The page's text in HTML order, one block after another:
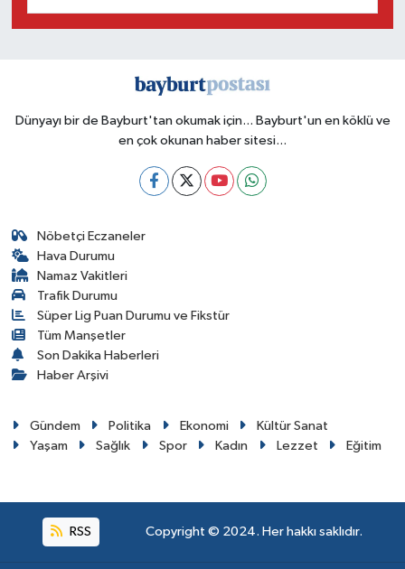
Dünyayı bir de Bayburt'tan okumak için... Bayburt'un en köklü ve
en çok okunan haber sitesi...
Nöbetçi Eczaneler
Hava Durumu
Namaz Vakitleri
Trafik Durumu
Süper Lig Puan Durumu ve Fikstür
Tüm Manşetler
Son Dakika Haberleri
Haber Arşivi
Gündem Politika Ekonomi
Kültür Sanat
Yaşam
Sağlık Spor Kadın Lezzet Eğitim
RSS Copyright © 2024. Her hakkı saklıdır.